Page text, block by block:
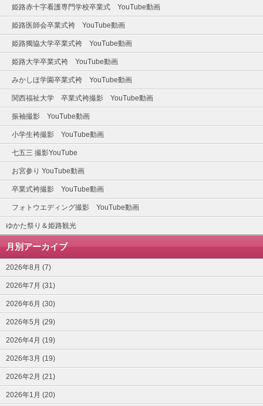
姫路赤十字看護専門学校卒業式 YouTube動画
姫路医師会卒業式袴 YouTube動画
姫路獨協大学卒業式袴 YouTube動画
姫路大学卒業式袴 YouTube動画
みかしほ学園卒業式袴 YouTube動画
関西福祉大学 卒業式袴撮影 YouTube動画
振袖撮影 YouTube動画
小学生袴撮影 YouTube動画
七五三 撮影YouTube
お宮参り YouTube動画
卒業式袴撮影 YouTube動画
フォトウエディング撮影 YouTube動画
ゆかた祭り＆姫路観光
月別アーカイブ
2026年8月 (7)
2026年7月 (31)
2026年6月 (30)
2026年5月 (29)
2026年4月 (19)
2026年3月 (19)
2026年2月 (21)
2026年1月 (20)